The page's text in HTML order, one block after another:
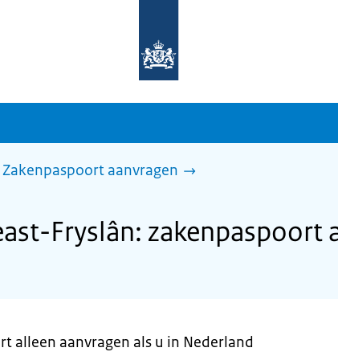
homepage
sdg.rijksoverheid.nl
Zakenpaspoort aanvragen
Fryslân: zakenpaspoort
alleen aanvragen als u in Nederland